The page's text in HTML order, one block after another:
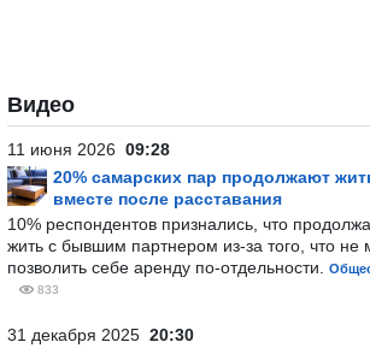
Видео
11 июня 2026 09:28
20% самарских пар продолжают
вместе после расставания
10% респондентов признались, что
жить с бывшим партнером из-за того, что не
позволить себе аренду по-отдельности.
833
31 декабря 2025 20:30